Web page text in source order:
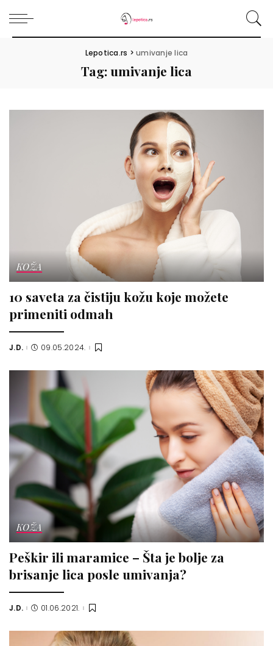
Lepotica.rs >umivanje lica
Tag:umivanje lica
KOŽA
10 saveta za čistiju kožu koje možete
primeniti odmah
Posted
J.D. 09.05.2024.
KOŽA
Peškir ili maramice – Šta je bolje za
brisanje lica posle umivanja?
Posted
J.D. 01.06.2021.